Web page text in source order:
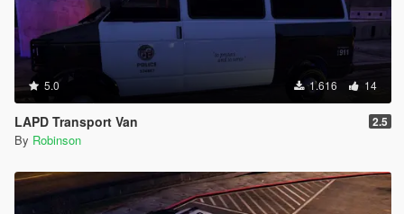
5.0 1.616 14
LAPD Transport Van 2.5
By Robinson